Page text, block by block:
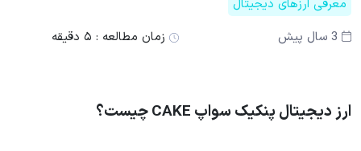
معرفی ارزهای دیجیتال
3 سال پیش
زمان مطالعه : ۵ دقیقه
ارز دیجیتال پنکیک سواپ CAKE چیست؟